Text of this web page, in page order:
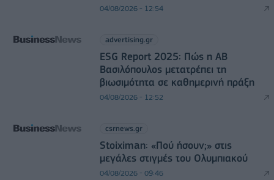
04/08/2026 - 12:54
advertising.gr
ESG Report 2025: Πώς η ΑΒ
Βασιλόπουλος μετατρέπει τη
βιωσιμότητα σε καθημερινή πράξη
04/08/2026 - 12:52
csrnews.gr
Stoiximan: «Πού ήσουν;» στις
μεγάλες στιγμές του Ολυμπιακού
04/08/2026 - 09:46